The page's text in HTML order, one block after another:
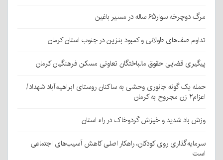
مرگ دوچرخه سوار۶۵ ساله در مسیر باغین
تداوم صف‌های طولانی و کمبود بنزین در جنوب استان کرمان
پیگیری قضایی حقوق مالباختگان تعاونی مسکن فرهنگیان کرمان
حمله یک گونه جانوری وحشی به ساکنان روستای ابراهیم‌آباد شهداد/
اعزام۲ زن مجروح به کرمان
وزش باد شدید و خیزش گردوخاک در راه استان
سرمایه‌گذاری روی کودکان، راهکار اصلی کاهش آسیب‌های اجتماعی
است